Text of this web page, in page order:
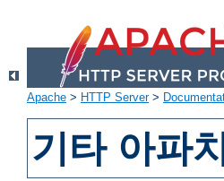
Apache > HTTP Server>
기타 아파